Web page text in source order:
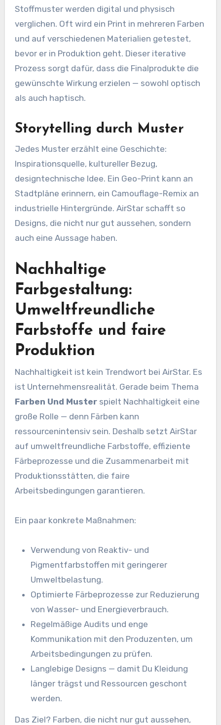
Stoffmuster werden digital und physisch
verglichen. Oft wird ein Print in mehreren Farben
und auf verschiedenen Materialien getestet,
bevor er in Produktion geht. Dieser iterative
Prozess sorgt dafür, dass die Finalprodukte die
gewünschte Wirkung erzielen — sowohl optisch
als auch haptisch.
Storytelling durch Muster
Jedes Muster erzählt eine Geschichte:
Inspirationsquelle, kultureller Bezug,
designtechnische Idee. Ein Geo-Print kann an
Stadtpläne erinnern, ein Camouflage-Remix an
industrielle Hintergründe. AirStar schafft so
Designs, die nicht nur gut aussehen, sondern
auch eine Aussage haben.
Nachhaltige
Farbgestaltung:
Umweltfreundliche
Farbstoffe und faire
Produktion
Nachhaltigkeit ist kein Trendwort bei AirStar. Es
ist Unternehmensrealität. Gerade beim Thema
Farben Und Musterspielt Nachhaltigkeit eine
große Rolle — denn Färben kann
ressourcenintensiv sein. Deshalb setzt AirStar
auf umweltfreundliche Farbstoffe, effiziente
Färbeprozesse und die Zusammenarbeit mit
Produktionsstätten, die faire
Arbeitsbedingungen garantieren.
Ein paar konkrete Maßnahmen:
Verwendung von Reaktiv- und
Pigmentfarbstoffen mit geringerer
Umweltbelastung.
Optimierte Färbeprozesse zur Reduzierung
von Wasser- und Energieverbrauch.
Regelmäßige Audits und enge
Kommunikation mit den Produzenten, um
Arbeitsbedingungen zu prüfen.
Langlebige Designs — damit Du Kleidung
länger trägst und Ressourcen geschont
werden.
Das Ziel? Farben, die nicht nur gut aussehen,